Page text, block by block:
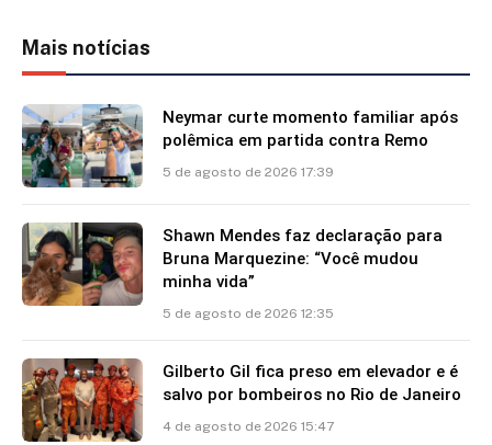
Mais notícias
Neymar curte momento familiar após
polêmica em partida contra Remo
5 de agosto de 2026 17:39
Shawn Mendes faz declaração para
Bruna Marquezine: “Você mudou
minha vida”
5 de agosto de 2026 12:35
Gilberto Gil fica preso em elevador e é
salvo por bombeiros no Rio de Janeiro
4 de agosto de 2026 15:47